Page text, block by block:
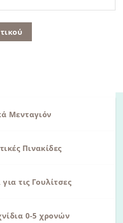
Μενταγιόν
Πινακίδες
τις Γουλίτσες
0-5 χρονών